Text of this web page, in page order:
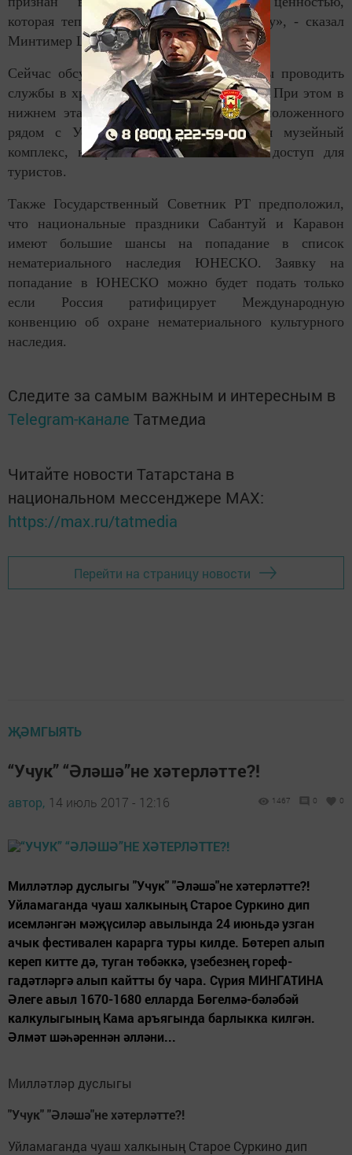
которая теперь принадлежит человечеству», - сказал
Минтимер Шаймиев.
Сейчас обсуждается вопрос о том, чтобы проводить
службы в храме по большим праздникам. При этом в
нижнем этаже Никольского собора, расположенного
рядом с Успенским собором, создается музейный
комплекс, который обеспечит больший доступ для
туристов.
Также Государственный Советник РТ предположил,
что национальные праздники Сабантуй и Каравон
имеют большие шансы на попадание в список
нематериального наследия ЮНЕСКО. Заявку на
попадание в ЮНЕСКО можно будет подать только
если Россия ратифицирует Международную
конвенцию об охране нематериального культурного
наследия.
Следите за самым важным и интересным в
Telegram-канале Татмедиа
Читайте новости Татарстана в
национальном мессенджере MАХ:
https://max.ru/tatmedia
Перейти на страницу новости
ҖӘМГЫЯТЬ
“Учук” “Әләшә”не хәтерләтте?!
автор, 14 июль 2017 - 12:16 1467 0 0
Милләтләр дуслыгы "Учук" "Әләшә"не хәтерләтте?!
Уйламаганда чуаш халкының Старое Суркино дип
исемләнгән мәҗүсиләр авылында 24 июньдә узган
ачык фестивален карарга туры килде. Бөтереп алып
кереп китте дә, туган төбәккә, үзебезнең гореф-
гадәтләргә алып кайтты бу чара. Сүрия МИНГАТИНА
Әлеге авыл 1670-1680 елларда Бөгелмә-бәләбәй
калкулыгының Кама аръягында барлыкка килгән.
Әлмәт шәһәреннән әлләни...
Милләтләр дуслыгы
"Учук" "Әләшә"не хәтерләтте?!
Уйламаганда чуаш халкының Старое Суркино дип